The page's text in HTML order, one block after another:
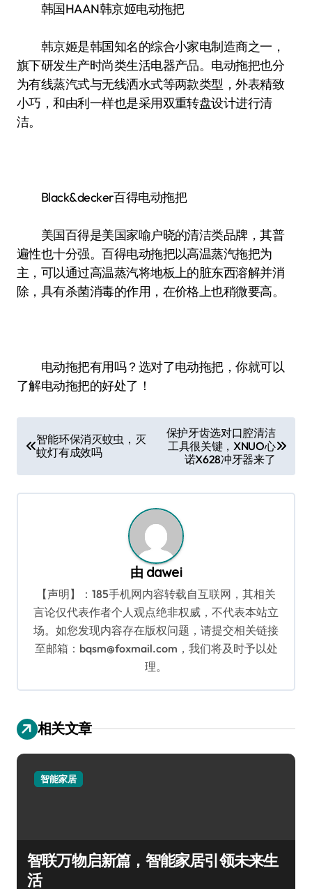
韩国HAAN韩京姬电动拖把
韩京姬是韩国知名的综合小家电制造商之一，
旗下研发生产时尚类生活电器产品。电动拖把也分
为有线蒸汽式与无线洒水式等两款类型，外表精致
小巧，和由利一样也是采用双重转盘设计进行清
洁。
Black&decker百得电动拖把
美国百得是美国家喻户晓的清洁类品牌，其普
遍性也十分强。百得电动拖把以高温蒸汽拖把为
主，可以通过高温蒸汽将地板上的脏东西溶解并消
除，具有杀菌消毒的作用，在价格上也稍微要高。
电动拖把有用吗？选对了电动拖把，你就可以
了解电动拖把的好处了！
章
导
航
智能环保消灭蚊虫，灭
蚊灯有成效吗
保护牙齿选对口腔清洁
工具很关键，XNUO心
诺X628冲牙器来了
由 dawei
【声明】：185手机网内容转载自互联网，其相关
言论仅代表作者个人观点绝非权威，不代表本站立
场。如您发现内容存在版权问题，请提交相关链接
至邮箱：bqsm@foxmail.com，我们将及时予以处
理。
相关文章
智能家居
智联万物启新篇，智能家居引领未来生
活